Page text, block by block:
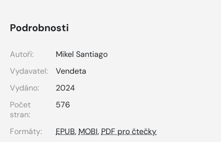
Podrobnosti
Autoři:
Mikel Santiago
Vydavatel:
Vendeta
Vydáno:
2024
Počet
stran:
576
Formáty: EPUB, MOBI, PDF pro čtečky